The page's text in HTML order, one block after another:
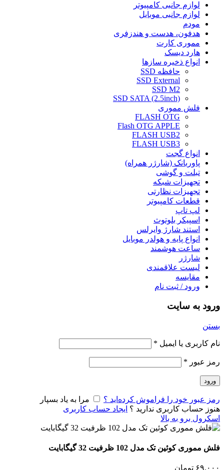
لوازم جانبی کامپیوتر
لوازم جانبی موبایل
مودم
هدفون، هدست و هندزفری
مموری کارت
هارد دیسک
انواع ذخیره سازها
حافظه SSD
SSD External
SSD M2
SSD SATA (2.5inch)
فلش مموری
FLASH OTG
Flash OTG APPLE
FLASH USB2
FLASH USB3
انواع گجت
پاوربانک (شارژر همراه)
تبلت و گوشی
تجهیزات شبکه
تجهیزات نظارتی
قطعات کامپیوتر
لپ تاپ
اسپیکر بلوتوث
استند شارژ وایرلس
انواع پایه و هولدر موبایل
ساعت هوشمند
شارژر
لیست علاقمندی
مقایسه
ورود / ثبت نام
ورود به سایت
بستن
نام کاربری یا ایمیل *
رمز عبور *
ورود
رمز عبور خود را فراموش کرده‌اید ؟
مرا به یاد بسپار
هنوز حساب کاربری ندارید ؟ ایجاد حساب کاربری
اسکرول برو به بالا
فلش مموری کوئین تک مدل 102 ظرفیت 32 گیگابایت
۶۹,۰۰۰ تومان